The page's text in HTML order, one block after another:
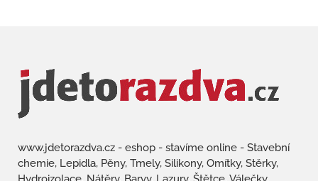
www.jdetorazdva.cz - eshop - stavíme online - Stavební
chemie, Lepidla, Pěny, Tmely, Silikony, Omítky, Stěrky,